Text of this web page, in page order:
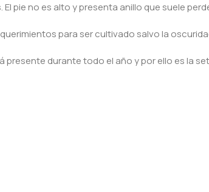
pie no es alto y presenta anillo que suele
para ser cultivado salvo la
presente durante todo el año y por ello es la